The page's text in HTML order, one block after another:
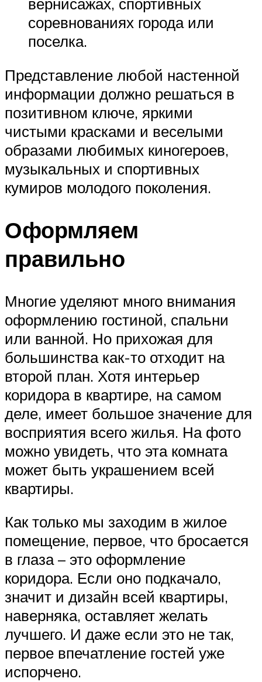
соревнованиях города или
поселка.
Представление любой настенной
информации должно решаться в
позитивном ключе, яркими
чистыми красками и веселыми
образами любимых киногероев,
музыкальных и спортивных
кумиров молодого поколения.
Оформляем
правильно
Многие уделяют много внимания
оформлению гостиной, спальни
или ванной. Но прихожая для
большинства как-то отходит на
второй план. Хотя интерьер
коридора в квартире, на самом
деле, имеет большое значение для
восприятия всего жилья. На фото
можно увидеть, что эта комната
может быть украшением всей
квартиры.
Как только мы заходим в жилое
помещение, первое, что бросается
в глаза – это оформление
коридора. Если оно подкачало,
значит и дизайн всей квартиры,
наверняка, оставляет желать
лучшего. И даже если это не так,
первое впечатление гостей уже
испорчено.